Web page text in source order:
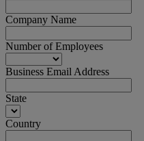
Company Name
Number of Employees
Business Email Address
State
Country